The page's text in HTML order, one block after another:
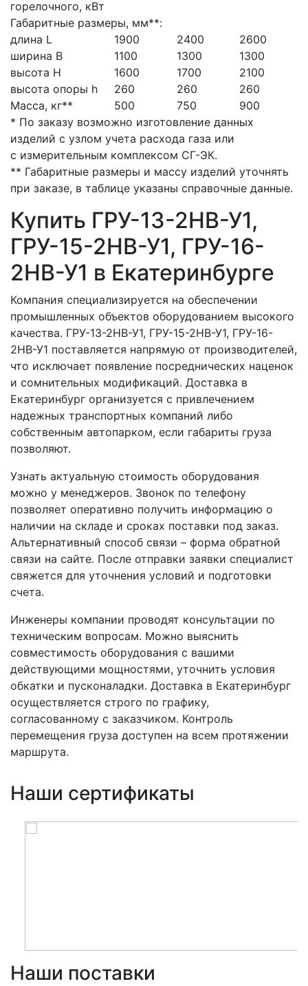
горелочного, кВт
Габаритные размеры, мм**:
длина L
1900 2400
2600
ширина B
1100 1300
1300
высота H
1600 1700
2100
высота опоры h
260 260
260
Масса, кг**
500 750
900
* По заказу возможно изготовление данных
изделий с узлом учета расхода газа или
с измерительным комплексом СГ-ЭК.
** Габаритные размеры и массу изделий уточнять
при заказе, в таблице указаны справочные данные.
Купить ГРУ-13-2НВ-У1,
ГРУ-15-2НВ-У1, ГРУ-16-
2НВ-У1 в Екатеринбурге
Компания специализируется на обеспечении
промышленных объектов оборудованием высокого
качества. ГРУ-13-2НВ-У1, ГРУ-15-2НВ-У1, ГРУ-16-
2НВ-У1 поставляется напрямую от производителей,
что исключает появление посреднических наценок
и сомнительных модификаций. Доставка в
Екатеринбург организуется с привлечением
надежных транспортных компаний либо
собственным автопарком, если габариты груза
позволяют.
Узнать актуальную стоимость оборудования
можно у менеджеров. Звонок по телефону
позволяет оперативно получить информацию о
наличии на складе и сроках поставки под заказ.
Альтернативный способ связи – форма обратной
связи на сайте. После отправки заявки специалист
свяжется для уточнения условий и подготовки
счета.
Инженеры компании проводят консультации по
техническим вопросам. Можно выяснить
совместимость оборудования с вашими
действующими мощностями, уточнить условия
обкатки и пусконаладки. Доставка в Екатеринбург
осуществляется строго по графику,
согласованному с заказчиком. Контроль
перемещения груза доступен на всем протяжении
маршрута.
Наши сертификаты
Наши поставки